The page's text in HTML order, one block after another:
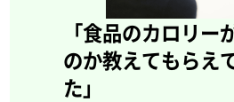
「食品のカロリー
のか教えてもらえ
た」